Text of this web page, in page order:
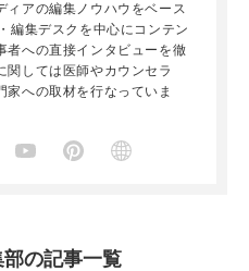
ィアの編集ノウハウをベース
編集デスクを中心にコンテン
者への直接インタビューを徹
関しては医師やカウンセラ
家への取材を行なっていま
の記事一覧